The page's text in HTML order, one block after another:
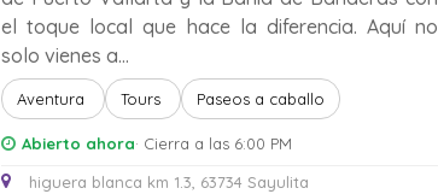
el toque local que hace la diferencia. Aquí no
solo vienes a...
Aventura Tours Paseos a caballo
Abierto ahora· Cierra a las 6:00 PM
higuera blanca km 1.3, 63734 Sayulita